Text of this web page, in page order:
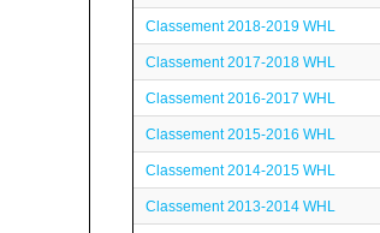
Classement 2018-2019 WHL
Classement 2017-2018 WHL
Classement 2016-2017 WHL
Classement 2015-2016 WHL
Classement 2014-2015 WHL
Classement 2013-2014 WHL